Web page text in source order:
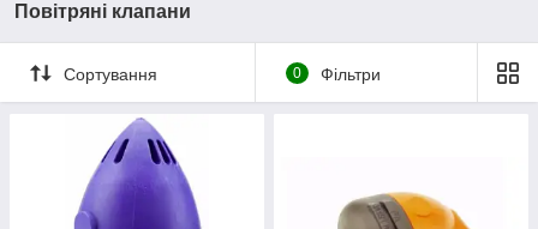
Повітряні клапани
Сортування 0 Фільтри